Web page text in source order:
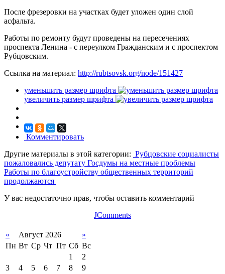
После фрезеровки на участках будет уложен один слой
асфальта.
⁣Работы по ремонту будут проведены на пересечениях
проспекта Ленина - с переулком Гражданским и с проспектом
Рубцовским.
Ссылка на материал: http://rubtsovsk.org/node/151427
уменьшить размер шрифта
увеличить размер шрифта
Комментировать
Другие материалы в этой категории: Рубцовские социалисты
пожаловались депутату Госдумы на местные проблемы
Работы по благоустройству общественных территорий
продолжаются
У вас недостаточно прав, чтобы оставить комментарий
JComments
« Август 2026
»
Пн Вт Ср Чт Пт Сб Вс
1
2
3
4 5 6 7 8
9